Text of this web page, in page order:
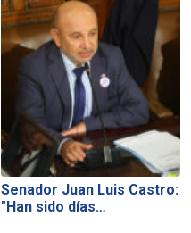
Senador Juan Luis Castro:
"Han sido días…